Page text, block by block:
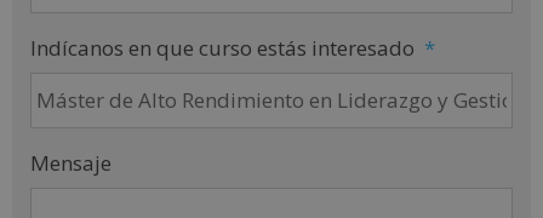
Indícanos en que curso estás interesado *
Mensaje